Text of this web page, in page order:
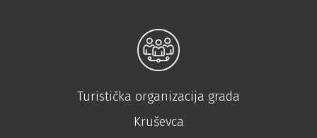
Turistička organizacija grada
Kruševca